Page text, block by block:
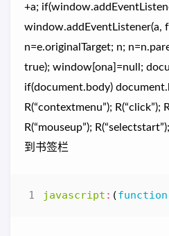
+a;
window.addEventListener(a,
n=e.originalTarget; n;
true); window[ona]=null;
if(document.body)
R(“contextmenu”); R(“click”);
R(“mouseup”);
到书签栏
javascript : (function